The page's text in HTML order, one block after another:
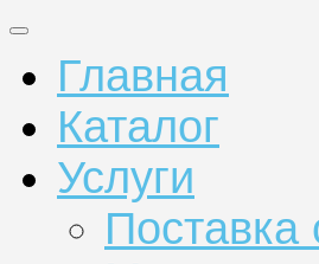
Главная
Каталог
Услуги
Поставка